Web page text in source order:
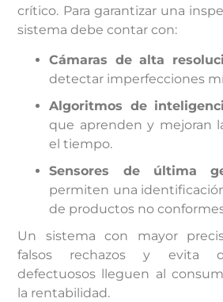
crítico. Para garantizar una
sistema debe contar con:
Cámaras de alta
detectar imperfecciones
Algoritmos de
que aprenden y mejoran
el tiempo.
Sensores de última
permiten una
de productos no
Un sistema con mayor
falsos rechazos y evita
defectuosos lleguen al
la rentabilidad.